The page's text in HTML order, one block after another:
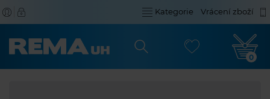
Kategorie Vrácení zboží
0